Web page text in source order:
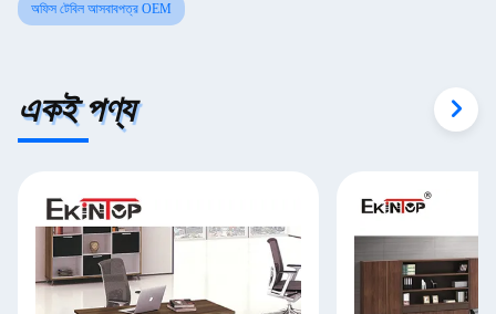
অফিস টেবিল আসবাবপত্র OEM
একই পণ্য